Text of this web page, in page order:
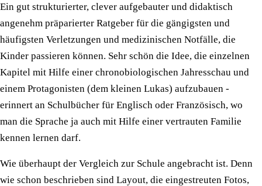
Ein gut strukturierter, clever aufgebauter und didaktisch
angenehm präparierter Ratgeber für die gängigsten und
häufigsten Verletzungen und medizinischen Notfälle, die
Kinder passieren können. Sehr schön die Idee, die einzelnen
Kapitel mit Hilfe einer chronobiologischen Jahresschau und
einem Protagonisten (dem kleinen Lukas) aufzubauen -
erinnert an Schulbücher für Englisch oder Französisch, wo
man die Sprache ja auch mit Hilfe einer vertrauten Familie
kennen lernen darf.
Wie überhaupt der Vergleich zur Schule angebracht ist. Denn
wie schon beschrieben sind Layout, die eingestreuten Fotos,